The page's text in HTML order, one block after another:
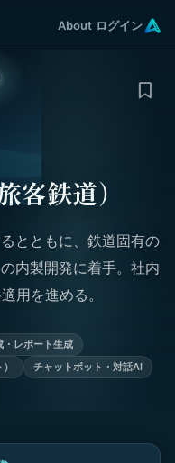
About ログイン
客鉄道）
とともに、鉄道固有の
内製開発に着手。社内
用を進める。
・レポート生成
チャットボット・対話AI